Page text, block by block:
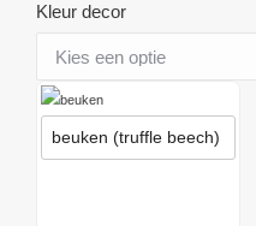
Kleur decor
beuken (truffle beech)